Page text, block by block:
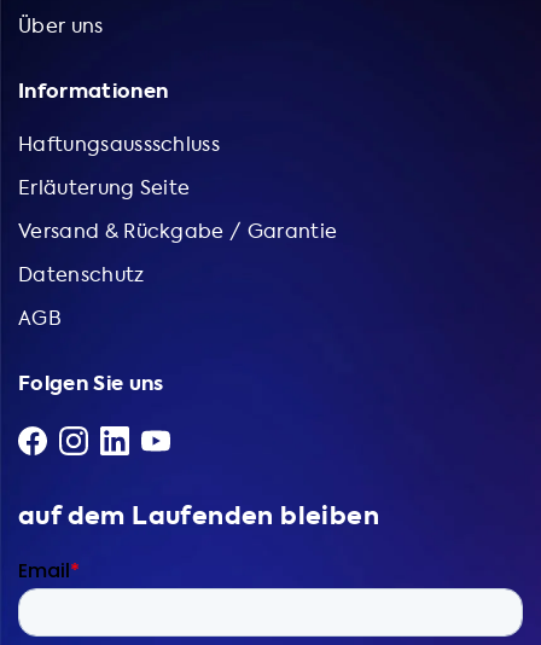
Über uns
Informationen
Haftungsaussschluss
Erläuterung Seite
Versand & Rückgabe / Garantie
Datenschutz
AGB
Folgen Sie uns
auf dem Laufenden bleiben